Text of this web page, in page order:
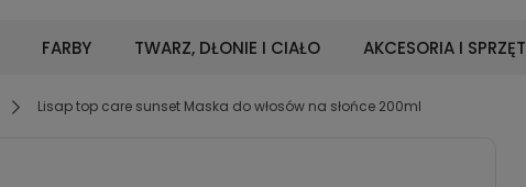
FARBY TWARZ, DŁONIE I CIAŁO AKCESORIA I SPRZĘT
Lisap top care sunset Maska do włosów na słońce 200ml